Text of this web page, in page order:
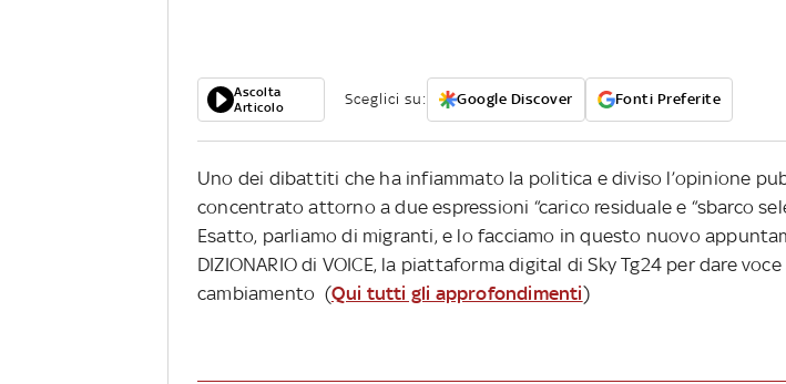
Ascolta
Articolo
Sceglici su: Google Discover Fonti Preferite
Uno dei dibattiti che ha infiammato la politica e diviso l’opinione
concentrato attorno a due espressioni “carico residuale e “sbarco
Esatto, parliamo di migranti, e lo facciamo in questo nuovo
DIZIONARIO di VOICE, la piattaforma digital di Sky Tg24 per dare voce
cambiamento (Qui tutti gli approfondimenti)